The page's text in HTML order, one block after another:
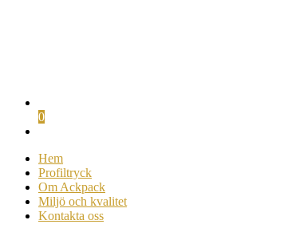
0
Hem
Profiltryck
Om Ackpack
Miljö och kvalitet
Kontakta oss